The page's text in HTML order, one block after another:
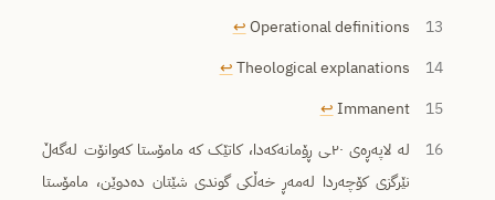
13
Operational definitions
↩︎
14
Theological explanations
↩︎
15
Immanent
↩︎
16
لە لاپەڕەی ٢٠ـی ڕۆمانەکەدا، کاتێک کە مامۆستا کەوانۆت لەگەڵ
نێرگزی کۆچەردا لەمەڕ خەڵکی گوندی شێتان دەدوێن، مامۆستا